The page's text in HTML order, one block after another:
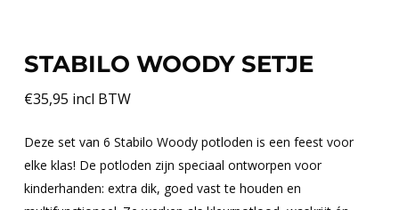
STABILO WOODY SETJE
€35,95 incl BTW
Deze set van 6 Stabilo Woody potloden is een feest voor
elke klas! De potloden zijn speciaal ontworpen voor
kinderhanden: extra dik, goed vast te houden en